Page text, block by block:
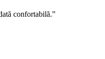
confortabilă.”